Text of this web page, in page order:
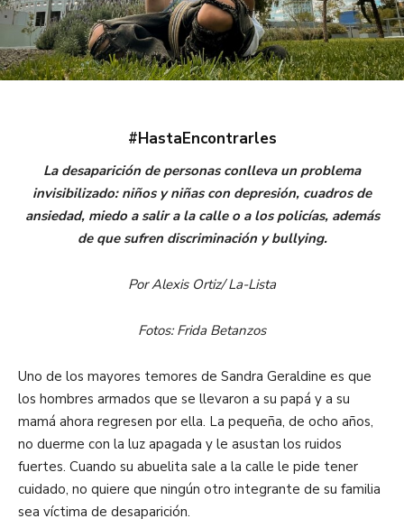
#HastaEncontrarles
La desaparición de personas conlleva un problema
invisibilizado: niños y niñas con depresión, cuadros de
ansiedad, miedo a salir a la calle o a los policías, además
de que sufren discriminación y bullying.
Por Alexis Ortiz/ La-Lista
Fotos: Frida Betanzos
Uno de los mayores temores de Sandra Geraldine es que
los hombres armados que se llevaron a su papá y a su
mamá ahora regresen por ella. La pequeña, de ocho años,
no duerme con la luz apagada y le asustan los ruidos
fuertes. Cuando su abuelita sale a la calle le pide tener
cuidado, no quiere que ningún otro integrante de su familia
sea víctima de desaparición.